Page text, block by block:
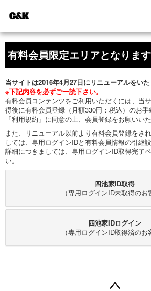
有料会員限定エリアとなります
当サイトは2016年4月27日にリニューアルをいた
※下記内容を必ずご一読下さい。
有料会員コンテンツをご利用いただくには、当
得後に有料会員登録（月額330円：税込）のお手
「利用規約」に同意の上、会員登録をお願いいた
また、リニューアル以前より有料会員登録をさ
しては、専用ログインIDと有料会員情報の引継
詳細につきましては、専用ログインID取得完了
い。
四池家ID取得
（専用ログインID未取得のお
四池家IDログイン
（専用ログインID取得済のお